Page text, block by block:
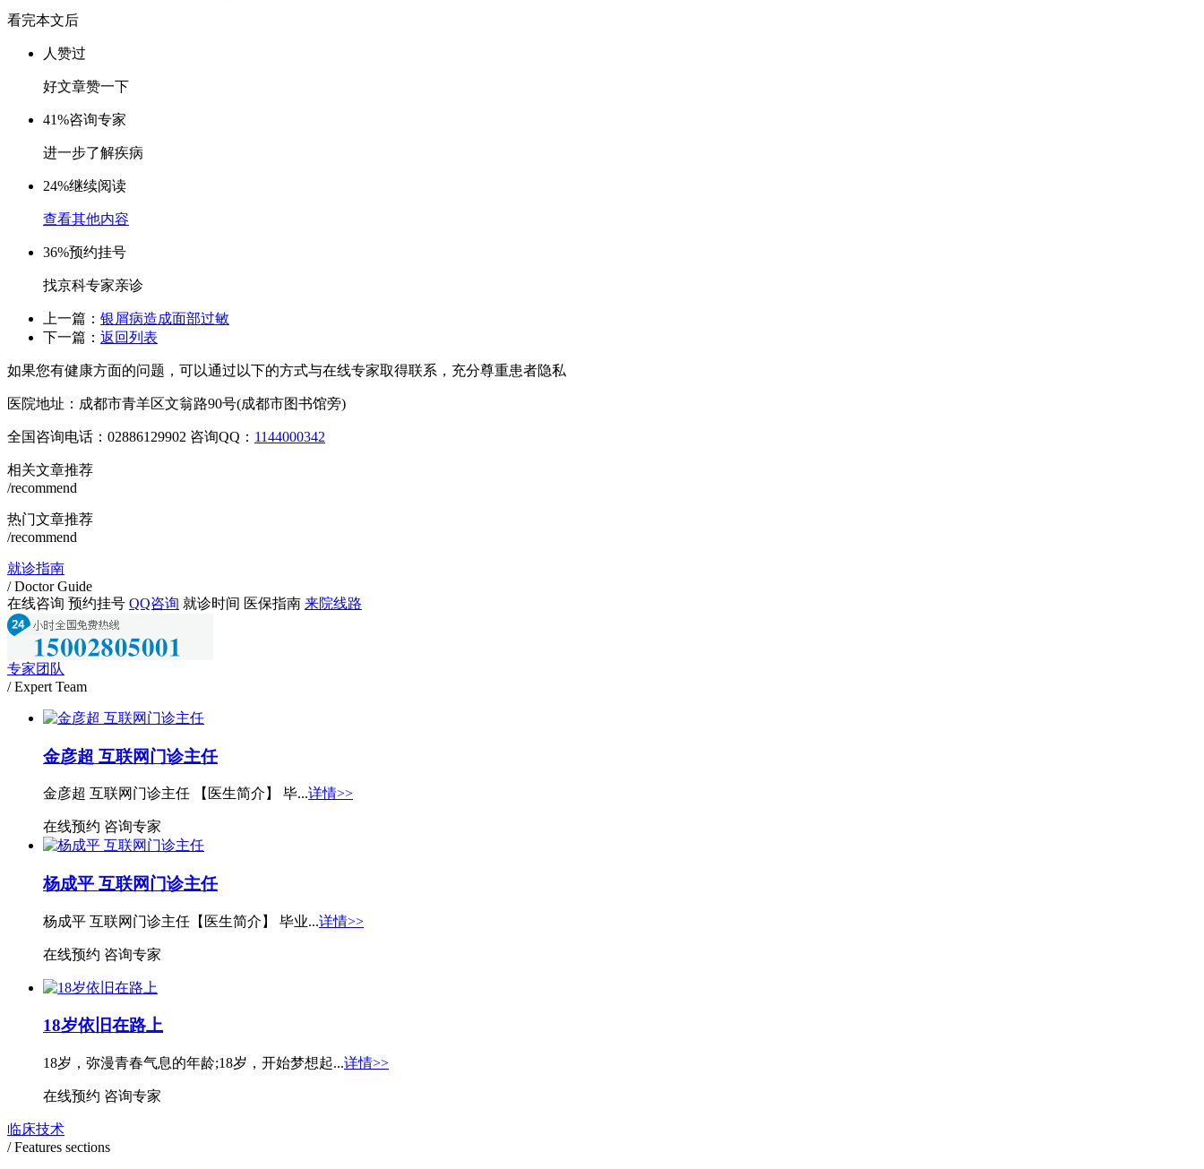
看完本文后
人赞过
好文章赞一下
41%咨询专家
进一步了解疾病
24%继续阅读
查看其他内容
36%预约挂号
找京科专家亲诊
上一篇： 银屑病造成面部过敏
下一篇： 返回列表
如果您有健康方面的问题，可以通过以下的方式与在线专家取得联系，充分尊重患者隐私
医院地址：成都市青羊区文翁路90号(成都市图书馆旁)
全国咨询电话： 02886129902 咨询QQ： 1144000342
相关文章推荐
/recommend
热门文章推荐
/recommend
就诊指南
/ Doctor Guide
在线咨询 预约挂号 QQ咨询 就诊时间 医保指南 来院线路
专家团队
/ Expert Team
金彦超 互联网门诊主任
金彦超 互联网门诊主任 【医生简介】 毕...详情>>
在线预约 咨询专家
杨成平 互联网门诊主任
杨成平 互联网门诊主任【医生简介】 毕业...详情>>
在线预约 咨询专家
18岁依旧在路上
18岁，弥漫青春气息的年龄;18岁，开始梦想起...详情>>
在线预约 咨询专家
临床技术
/ Features sections